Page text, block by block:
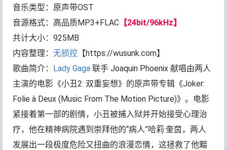
音乐类型：原声带OST
音源格式：高品质MP3+FLAC 【24bit/96kHz】
共计大小：925MB
内容整理：无损控 【https://wusunk.com】
歌曲简介： Lady Gaga 联手 Joaquin Phoenix 献唱由两人
主演的电影《小丑2: 双重妄想》的原声带专辑《Joker:
Folie à Deux (Music From The Motion Picture)》。电影
紧接着第一部的剧情，小丑被捕入狱并开始接受心理治
疗，他在精神病院遇到崇拜他的“病人”哈莉·奎茵，两人
发展出一段极度危险又扭曲的浪漫恋情，这拯救了他黯